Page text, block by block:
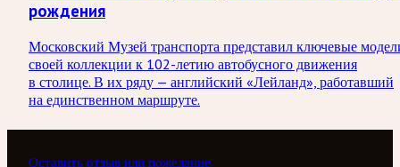
рождения
Московский Музей транспорта представил ключевые
своей коллекции к 102-летию автобусного движения
в столице. В их ряду — английский «Лейланд», работавший
на единственном маршруте.
Оставить отзыв или пожелание